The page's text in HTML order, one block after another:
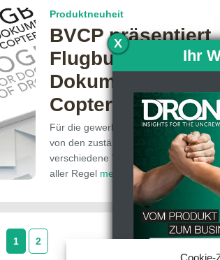
Cookie-
Produktneuheit
BVCP präsentiert
Flugbuch zur
Dokumentation
Copter-Einsätzen
Für die gewerbliche Nutzung von
von den zuständigen
verschiedene Vorgaben, untere
aller Regel mehr…
1 2
X
Ihr